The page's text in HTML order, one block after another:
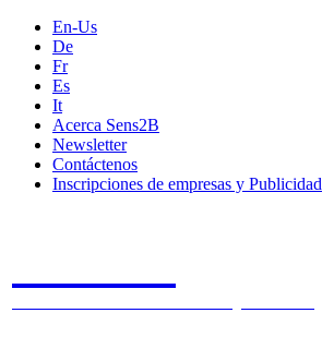
En-Us
De
Fr
Es
It
Acerca Sens2B
Newsletter
Contáctenos
Inscripciones de empresas y Publicidad